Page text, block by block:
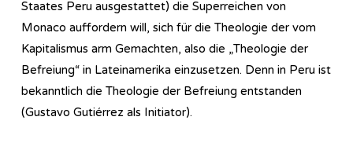
Staates Peru ausgestattet) die Superreichen von
Monaco auffordern will, sich für die Theologie der vom
Kapitalismus arm Gemachten, also die „Theologie der
Befreiung“ in Lateinamerika einzusetzen. Denn in Peru ist
bekanntlich die Theologie der Befreiung entstanden
(Gustavo Gutiérrez als Initiator).